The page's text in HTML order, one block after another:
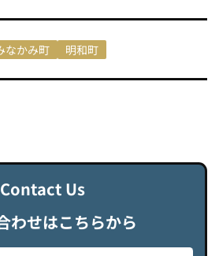
なかみ町 明和町
Contact Us
わせはこちらから